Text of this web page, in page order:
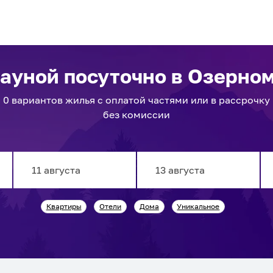
посуточно в
0 вариантов жилья с оплатой частями или в рассрочку
без комиссии
forward
backward
Квартиры Отели Дома Уникальное